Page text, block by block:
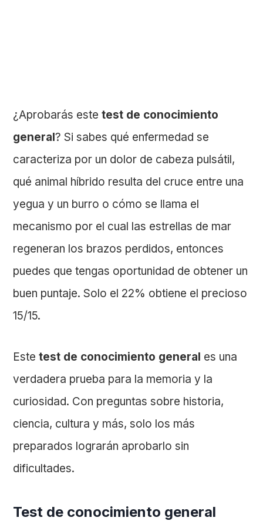
¿Aprobarás estetest de conocimiento
general? Si sabes qué enfermedad se
caracteriza por un dolor de cabeza pulsátil,
qué animal híbrido resulta del cruce entre una
yegua y un burro o cómo se llama el
mecanismo por el cual las estrellas de mar
regeneran los brazos perdidos, entonces
puedes que tengas oportunidad de obtener un
buen puntaje. Solo el 22% obtiene el precioso
15/15.
Estetest de conocimiento general es una
verdadera prueba para la memoria y la
curiosidad. Con preguntas sobre historia,
ciencia, cultura y más, solo los más
preparados lograrán aprobarlo sin
dificultades.
Test de conocimiento general